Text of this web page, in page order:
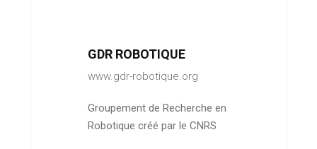
GDR ROBOTIQUE
www.gdr-robotique.org
Groupement de Recherche en
Robotique créé par le CNRS